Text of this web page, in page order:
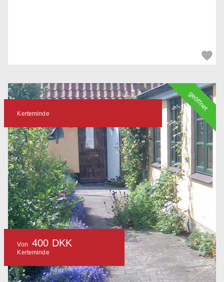
Kerteminde
Von 400 DKK
Kerteminde
geöffnet